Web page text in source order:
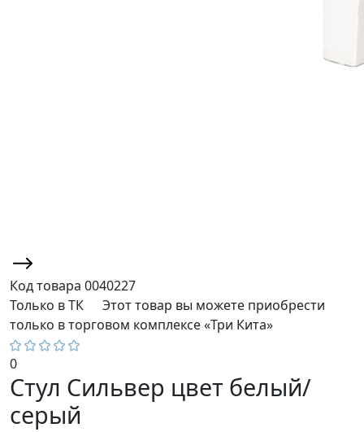
Код товара 0040227
Только в ТК
Этот товар вы можете приобрести
только в торговом комплексе «Три Кита»
0
Стул Сильвер цвет белый/
серый